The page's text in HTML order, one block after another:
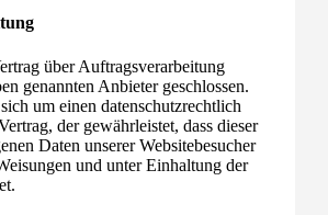
über Auftragsverarbeitung
genannten Anbieter geschlossen.
um einen datenschutzrechtlich
der gewährleistet, dass dieser
Daten unserer Websitebesucher
und unter Einhaltung der